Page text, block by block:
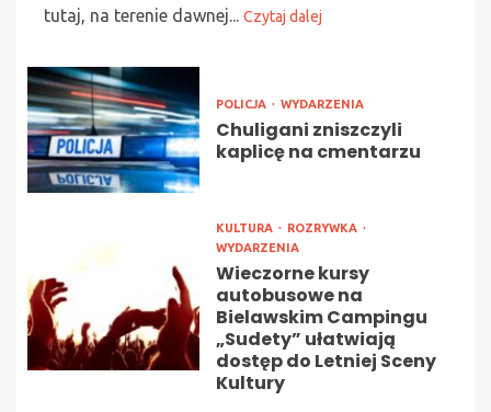
tutaj, na terenie dawnej... Czytaj dalej
POLICJA WYDARZENIA
Chuligani zniszczyli
kaplicę na cmentarzu
KULTURA
ROZRYWKA
WYDARZENIA
Wieczorne kursy
autobusowe na
Bielawskim Campingu
„Sudety” ułatwiają
dostęp do Letniej Sceny
Kultury